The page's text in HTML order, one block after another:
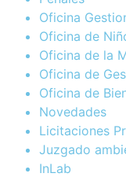
Oficina
Oficina de
Oficina de la
Oficina de
Oficina de
Novedades
Licitaciones
Juzgado
InLab